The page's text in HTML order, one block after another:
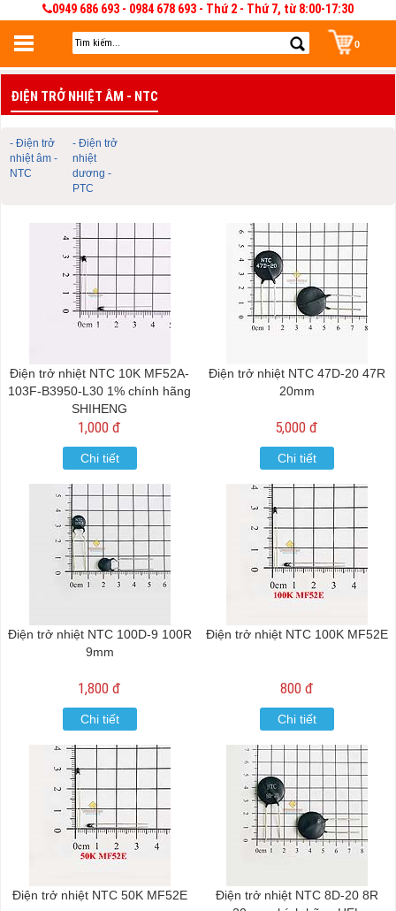
0949 686 693 - 0984 678 693 - Thứ 2 - Thứ 7, từ 8:00-17:30
0
Đăng nhập
Đăng nhập để lưu giỏ hàng 30 ngày. Có thể sửa và quản lý giỏ hàng và đơn
hàng
ĐIỆN TRỞ NHIỆT ÂM - NTC
- Điện trở
nhiệt âm -
NTC
- Điện trở
nhiệt
dương -
PTC
Điện trở nhiệt NTC 10K MF52A-
103F-B3950-L30 1% chính hãng
SHIHENG
1,000 đ
Chi tiết
Điện trở nhiệt NTC 47D-20 47R
20mm
5,000 đ
Chi tiết
Điện trở nhiệt NTC 100D-9 100R
9mm
1,800 đ
Chi tiết
Điện trở nhiệt NTC 100K MF52E
800 đ
Chi tiết
Điện trở nhiệt NTC 50K MF52E
Điện trở nhiệt NTC 8D-20 8R